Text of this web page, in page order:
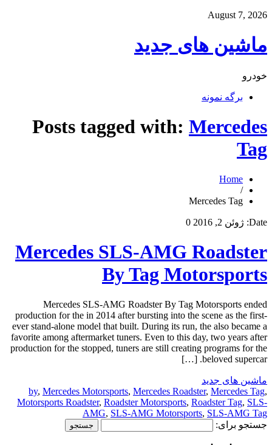
August 7, 2026
ماشین های جدید
خودرو
برگه نمونه
Posts tagged with: Mercedes
Tag
Home
/
Mercedes Tag
Date: ژوئن 2, 2016 0
Mercedes SLS-AMG Roadster
By Tag Motorsports
Mercedes SLS-AMG Roadster By Tag Motorsports ended
production for the in 2014 after bursting into the scene as the first-
ever stand-alone model that built. During its run, the also became a
favorite among aftermarket tuners. Even to this day, two years after
production for the stopped, tuners are still creating programs for the
beloved supercar. […]
ماشین های جدید
by, Mercedes Motorsports, Mercedes Roadster, Mercedes Tag,
Motorsports Roadster, Roadster Motorsports, Roadster Tag, SLS-
AMG, SLS-AMG Motorsports, SLS-AMG Tag
جستجو برای: